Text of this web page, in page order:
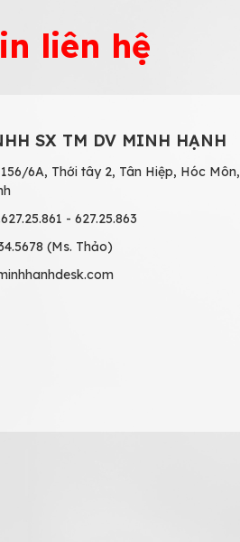
liên hệ
SX TM DV MINH HẠNH
6A, Thới tây 2, Tân Hiệp, Hóc Môn,
- 627.25.863
(Ms. Thảo)